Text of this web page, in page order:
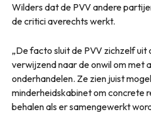
Wilders dat de PVV andere
de critici averechts werkt.
„De facto sluit de PVV zichzelf uit
verwijzend naar de onwil om met
onderhandelen. Ze zien juist
minderheidskabinet om concrete
behalen als er samengewerkt